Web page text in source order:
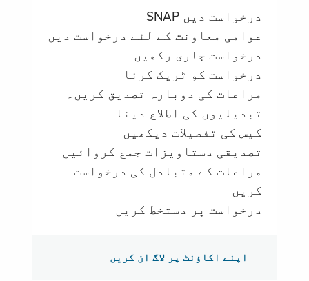
درخواست دیں SNAP
عوامی معاونت کے لئے درخواست دیں
درخواست جاری رکھیں
درخواست کو ٹریک کرنا
مراعات کی دوبارہ تصدیق کریں۔
تبدیلیوں کی اطلاع دینا
کیس کی تفصیلات دیکھیں
تصدیقی دستاویزات جمع کروائیں
مراعات کے متبادل کی درخواست
کریں
درخواست پر دستخط کریں
اپنے اکاؤنٹ پر لاگ ان کریں